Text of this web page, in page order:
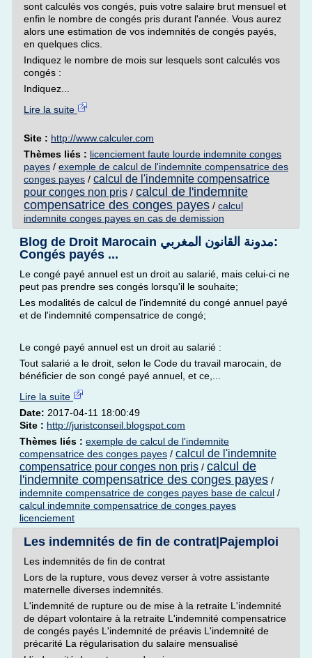
sont calculés vos congés, puis votre salaire brut mensuel et
enfin le nombre de congés pris durant l'année. Vous aurez
alors une estimation de vos indemnités de congés payés,
en quelques clics.
Indiquez le nombre de mois sur lesquels sont calculés vos
congés :
Indiquez...
Lire la suite
Site : http://www.calculer.com
Thèmes liés : licenciement faute lourde indemnite conges
payes / exemple de calcul de l'indemnite compensatrice des
conges payes / calcul de l'indemnite compensatrice
pour conges non pris / calcul de l'indemnite
compensatrice des conges payes / calcul
indemnite conges payes en cas de demission
Blog de Droit Marocain مدونة القانون المغربي:
Congés payés ...
Le congé payé annuel est un droit au salarié, mais celui-ci ne
peut pas prendre ses congés lorsqu'il le souhaite;
Les modalités de calcul de l'indemnité du congé annuel payé
et de l'indemnité compensatrice de congé;
Le congé payé annuel est un droit au salarié :
Tout salarié a le droit, selon le Code du travail marocain, de
bénéficier de son congé payé annuel, et ce,...
Lire la suite
Date: 2017-04-11 18:00:49
Site : http://juristconseil.blogspot.com
Thèmes liés : exemple de calcul de l'indemnite
compensatrice des conges payes / calcul de l'indemnite
compensatrice pour conges non pris / calcul de
l'indemnite compensatrice des conges payes /
indemnite compensatrice de conges payes base de calcul /
calcul indemnite compensatrice de conges payes
licenciement
Les indemnités de fin de contrat|Pajemploi
Les indemnités de fin de contrat
Lors de la rupture, vous devez verser à votre assistante
maternelle diverses indemnités.
L'indemnité de rupture ou de mise à la retraite L'indemnité
de départ volontaire à la retraite L'indemnité compensatrice
de congés payés L'indemnité de préavis L'indemnité de
précarité La régularisation du salaire mensualisé